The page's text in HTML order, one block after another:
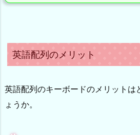
英語配列のメリット
英語配列のキーボードのメリットは
ょうか。